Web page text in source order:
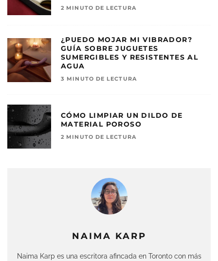
NAIMA KARP
Naima Karp es una escritora afincada en Toronto con más
2 MINUTO DE LECTURA
¿PUEDO MOJAR MI VIBRADOR?
GUÍA SOBRE JUGUETES
SUMERGIBLES Y RESISTENTES AL
AGUA
3 MINUTO DE LECTURA
CÓMO LIMPIAR UN DILDO DE
MATERIAL POROSO
2 MINUTO DE LECTURA